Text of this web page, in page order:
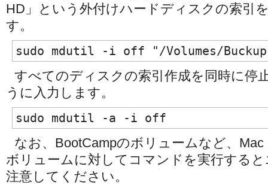
HD」という外付けハードディスクの索引
す。
sudo mdutil -i off "/Volumes/
すべてのディスクの索引作成を同時に停
うに入力します。
sudo mdutil -a -i off
なお、BootCampのボリュームなど、
ボリュームに対してコマンドを実行する
注意してください。